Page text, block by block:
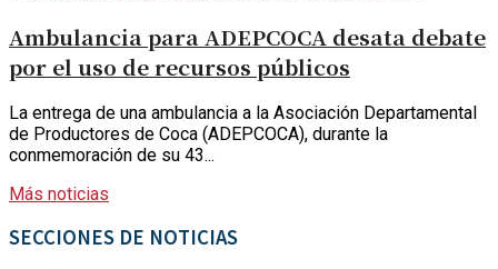
Ambulancia para ADEPCOCA desata debate
por el uso de recursos públicos
La entrega de una ambulancia a la Asociación Departamental
de Productores de Coca (ADEPCOCA), durante la
conmemoración de su 43...
Más noticias
SECCIONES DE NOTICIAS